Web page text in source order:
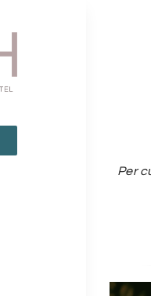
Per